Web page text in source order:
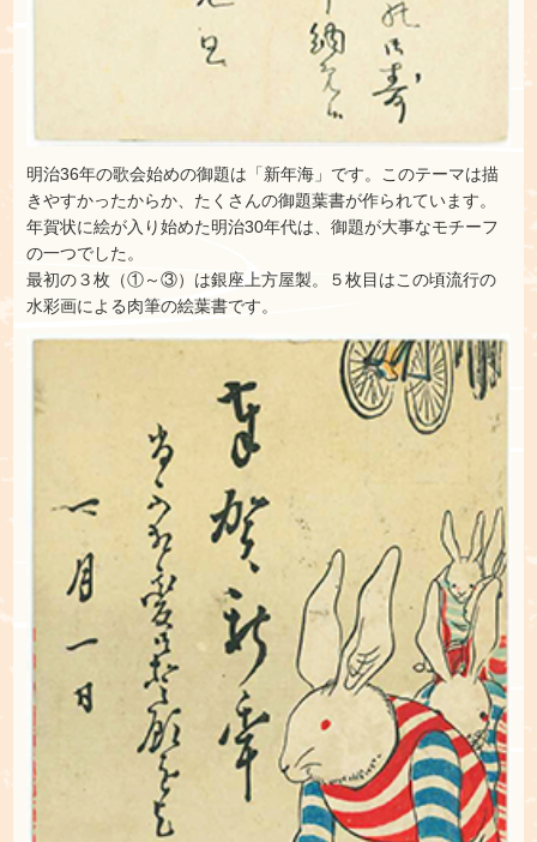
明治36年の歌会始めの御題は「新年海」です。このテーマは描
きやすかったからか、たくさんの御題葉書が作られています。
年賀状に絵が入り始めた明治30年代は、御題が大事なモチーフ
の一つでした。
最初の３枚（①～③）は銀座上方屋製。５枚目はこの頃流行の
水彩画による肉筆の絵葉書です。